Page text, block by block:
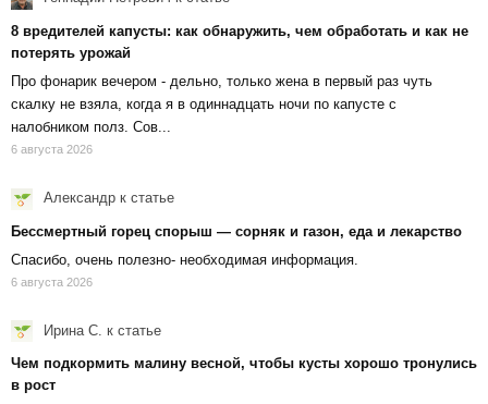
8 вредителей капусты: как обнаружить, чем обработать и как не
потерять урожай
Про фонарик вечером - дельно, только жена в первый раз чуть
скалку не взяла, когда я в одиннадцать ночи по капусте с
налобником полз. Сов...
6 августа 2026
Александр к статье
Бессмертный горец спорыш — сорняк и газон, еда и лекарство
Спасибо, очень полезно- необходимая информация.
6 августа 2026
Ирина С. к статье
Чем подкормить малину весной, чтобы кусты хорошо тронулись
в рост